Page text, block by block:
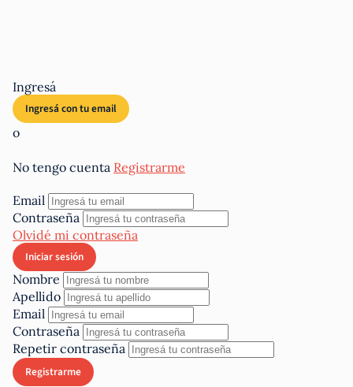
Ingresá
o
No tengo cuenta Registrarme
Email
Contraseña
Olvidé mi contraseña
Nombre
Apellido
Email
Contraseña
Repetir contraseña